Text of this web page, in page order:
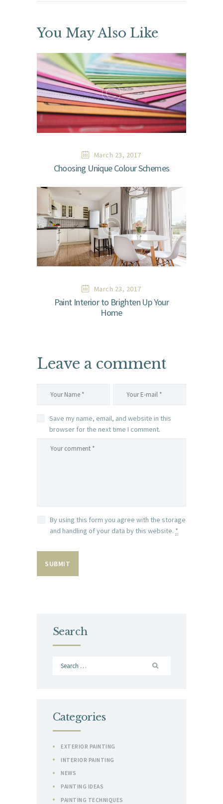
You May Also Like
March 23, 2017
Choosing Unique Colour Schemes
March 23, 2017
Paint Interior to Brighten Up Your
Home
Leave a comment
Save my name, email, and website in this
browser for the next time I comment.
By using this form you agree with the storage
and handling of your data by this website. *
Search
Search
Categories
EXTERIOR PAINTING
INTERIOR PAINTING
NEWS
PAINTING IDEAS
PAINTING TECHNIQUES